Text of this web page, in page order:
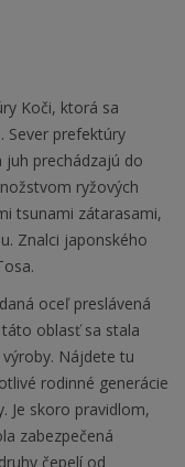
Koči, ktorá sa
Sever prefektúry
prechádzajú do
ryžových
tsunami zátarasami,
Znalci japonského
oceľ preslávená
oblasť sa stala
Nájdete tu
rodinné generácie
Je skoro pravidlom,
zabezpečená
čepelí od